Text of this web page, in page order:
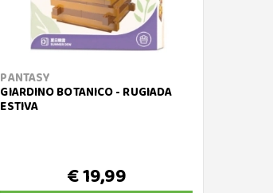
PANTASY
GIARDINO BOTANICO - RUGIADA
ESTIVA
€ 19,99